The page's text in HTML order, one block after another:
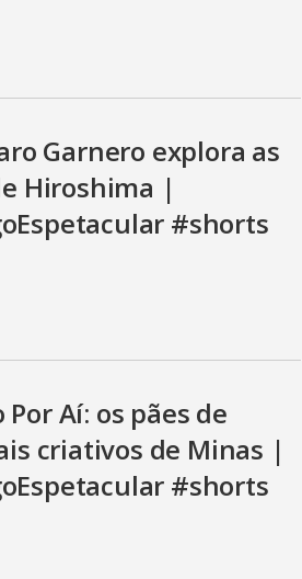
Garnero explora as
Hiroshima |
#shorts
Aí: os pães de
criativos de Minas |
#shorts